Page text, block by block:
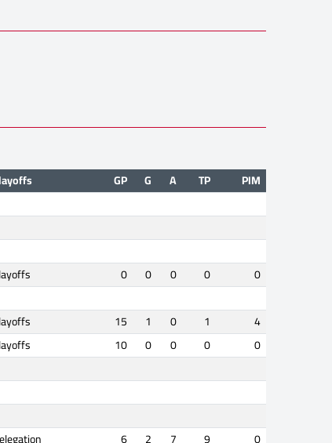
GP G A TP
PIM
0 0 0 0
0
15 1 0 1
4
10 0 0 0
0